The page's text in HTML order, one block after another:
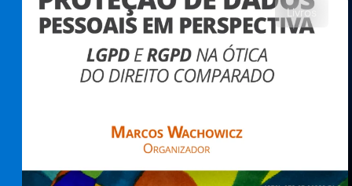
Livros